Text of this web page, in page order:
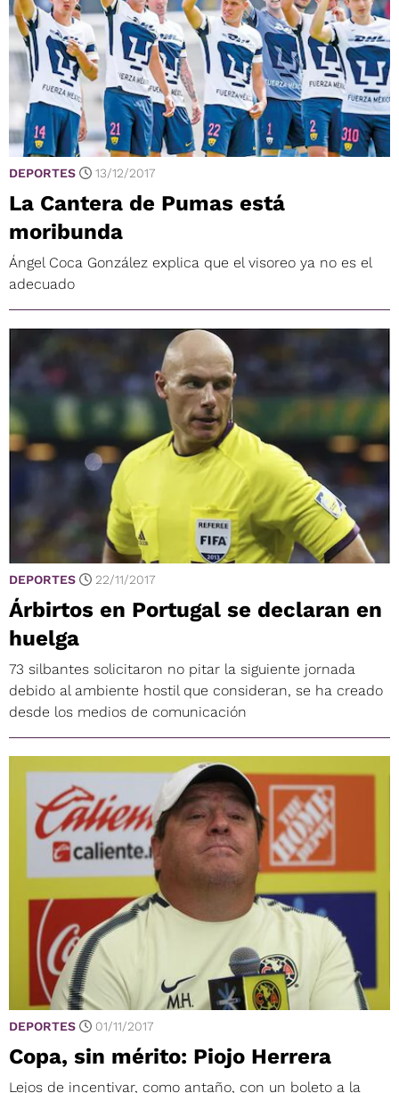
DEPORTES 13/12/2017
La Cantera de Pumas está
moribunda
Ángel Coca González explica que el visoreo ya no es el
adecuado
DEPORTES 22/11/2017
Árbirtos en Portugal se declaran en
huelga
73 silbantes solicitaron no pitar la siguiente jornada
debido al ambiente hostil que consideran, se ha creado
desde los medios de comunicación
DEPORTES 01/11/2017
Copa, sin mérito: Piojo Herrera
Lejos de incentivar, como antaño, con un boleto a la